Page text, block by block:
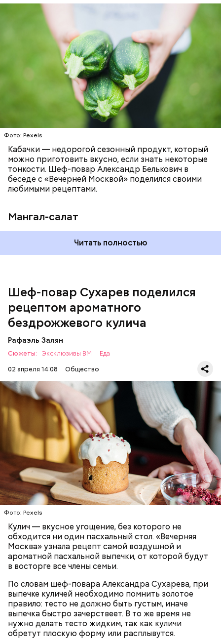
Фото: Pexels
Кабачки — недорогой сезонный продукт, который
можно приготовить вкусно, если знать некоторые
тонкости. Шеф-повар Александр Белькович в
беседе с «Вечерней Москвой» поделился своими
любимыми рецептами.
Мангал-салат
Что понадобится:
Читать полностью
РЕЦЕПТЫ
Шеф-повар Сухарев поделился
рецептом ароматного
бездрожжевого кулича
Рафаэль Залян
Сюжеты: Эксклюзивы ВМ
Еда
02 апреля 14:08
Общество
Фото: Pexels
Кулич — вкусное угощение, без которого не
обходится ни один пасхальный стол. «Вечерняя
Москва» узнала рецепт самой воздушной и
ароматной пасхальной выпечки, от которой будут
в восторге все члены семьи.
По словам шеф-повара Александра Сухарева, при
выпечке куличей необходимо помнить золотое
правило: тесто не должно быть густым, иначе
выпечка быстро зачерствеет. В то же время не
нужно делать тесто жидким, так как куличи
обретут плоскую форму или расплывутся.
Первый необычный рецепт кулича несколько
отличается от классической рецептуры, так как
содержит нестандартную начинку:
— Этот вариант кулича не содержит дрожжей,
поэтому люди, которые любят сидеть на диете,
Ингредиенты
ПРАЗДНИКИ РЕЦЕПТЫ ПАСХА